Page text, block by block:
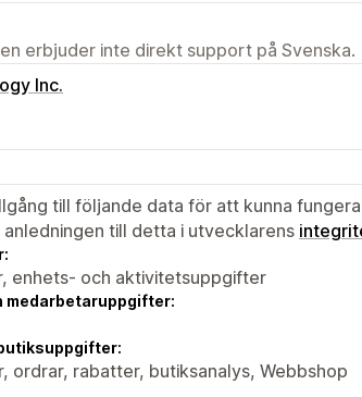
erbjuder inte direkt support på Svenska.
Inc.
till följande data för att kunna
anledningen till detta i utvecklarens
enhets- och aktivitetsuppgifter
medarbetaruppgifter:
ordrar, rabatter, butiksanalys, Webbshop